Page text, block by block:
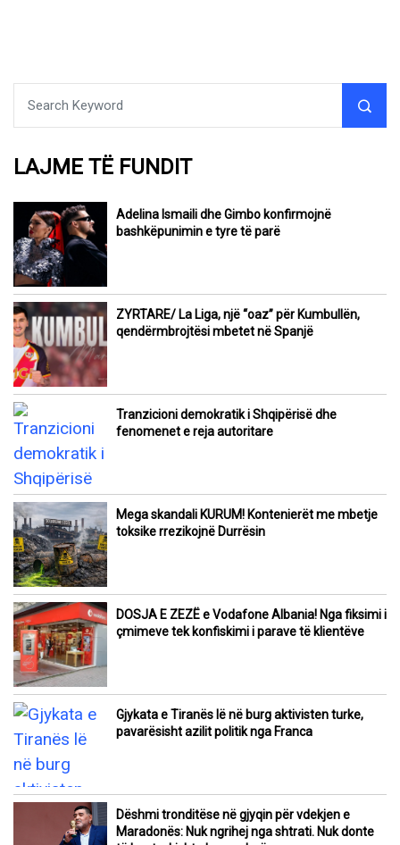
LAJME TË FUNDIT
Adelina Ismaili dhe Gimbo konfirmojnë
bashkëpunimin e tyre të parë
ZYRTARE/ La Liga, një “oaz” për Kumbullën,
qendërmbrojtësi mbetet në Spanjë
Tranzicioni demokratik i Shqipërisë dhe
fenomenet e reja autoritare
Mega skandali KURUM! Kontenierët me mbetje
toksike rrezikojnë Durrësin
DOSJA E ZEZË e Vodafone Albania! Nga fiksimi i
çmimeve tek konfiskimi i parave të klientëve
Gjykata e Tiranës lë në burg aktivisten turke,
pavarësisht azilit politik nga Franca
Dëshmi tronditëse në gjyqin për vdekjen e
Maradonës: Nuk ngrihej nga shtrati. Nuk donte